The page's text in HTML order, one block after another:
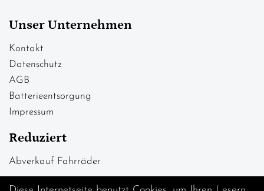
Unser Unternehmen
Kontakt
Datenschutz
AGB
Batterieentsorgung
Impressum
Reduziert
Abverkauf Fahrräder